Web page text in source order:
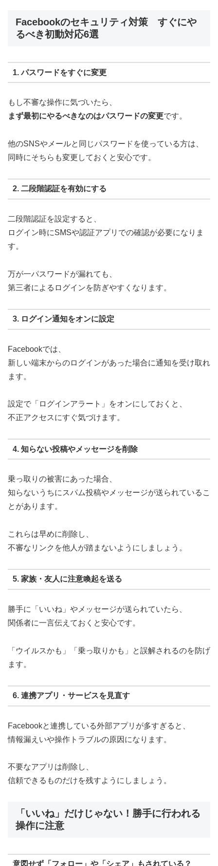
Facebookのセキュリティ対策 すぐにや
るべき初動対応6選
1. パスワードをすぐに変更
もし不審な操作に気づいたら、
まず最初にやるべきなのはパスワードの変更です。
他のSNSやメールと同じパスワードを使っている方は、
同時にそちらも変更しておくと安心です。
2. 二段階認証を有効にする
二段階認証を設定すると、
ログイン時にSMSや認証アプリでの確認が必要になりま
す。
万が一パスワードが漏れても、
第三者によるログインを防ぎやすくなります。
3. ログイン通知をオンに設定
Facebookでは、
新しい端末からのログインがあった場合に通知を受け取れ
ます。
設定で「ログインアラート」をオンにしておくと、
不正アクセスにすぐ気づけます。
4. 知らない投稿やメッセージを削除
乗っ取りの被害にあった場合、
知らないうちにスパム投稿やメッセージが送られているこ
とがあります。
これらは早めに削除し、
不審なリンクを他人が踏まないようにしましょう。
5. 家族・友人に注意喚起を送る
勝手に「いいね」やメッセージが送られていたら、
関係者に一言伝えておくと安心です。
「ウイルスかも」「乗っ取りかも」と誤解されるのを防げ
ます。
6. 連携アプリ・サービスを見直す
Facebookと連携している外部アプリが多すぎると、
情報漏えいや操作トラブルの原因になります。
不要なアプリは削除し、
信頼できるものだけを残すようにしましょう。
「いいね」だけじゃない！勝手に行われる
操作に注意
意図せず「フォロー」や「シェア」もされている？